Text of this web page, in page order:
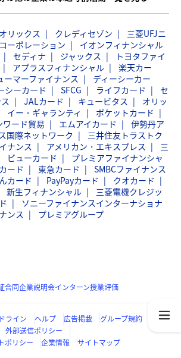
オリックス クレディセゾン
三菱UFJニ
ーポレーション
イオンフィナンシャル
セディナ ジャックス
トヨタファイ
アプラスフィナンシャル
楽天カー
ーマーファイナンス
ディーシーカー
シーカード SFCG ライフカード
セ
JALカード キュービタス
オリッ
イー・ギャランティ
ポケットカード
ワード貿易 エムアイカード
伊勢丹ア
国際ネットワーク
三井住友トラストク
ナンス アメリカン・エキスプレス
三
ビューカード
プレミアファイナンシャ
ード 東急カード
SMBCファイナンス
カード PayPayカード
クオカード
新生フィナンシャル
三菱電機クレジッ
ソニーファイナンスインターナショナ
ンス プレミアグループ
合同企業説明会インターン授業評価
ライン ヘルプ 広告掲載
グループ規約
外部送信ポリシー
ポリシー
企業情報 サイトマップ